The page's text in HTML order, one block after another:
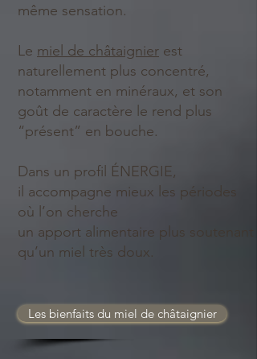
même sensation.
Le miel de châtaignier est
naturellement plus concentré,
notamment en minéraux, et son
goût de caractère le rend plus
“présent” en bouche.
Dans un profil ÉNERGIE,
il accompagne mieux les périodes
où l’on cherche
un apport alimentaire plus soutenant
qu’un miel très doux.
Les bienfaits du miel de châtaignier